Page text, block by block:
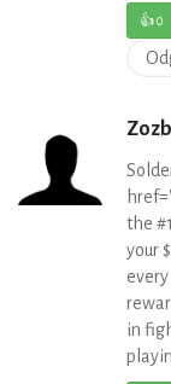
👍0
the
your
in